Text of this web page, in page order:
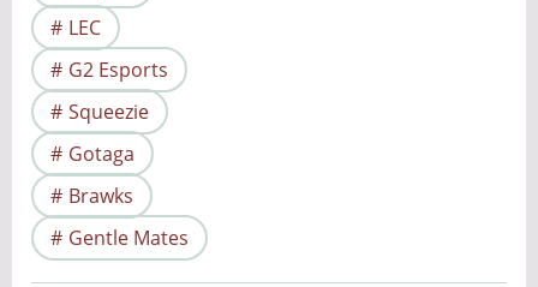
LEC
G2 Esports
Squeezie
Gotaga
Brawks
Gentle Mates